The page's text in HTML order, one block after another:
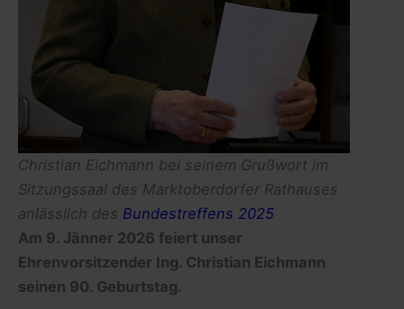
Christian Eichmann bei seinem Grußwort im
Sitzungssaal des Marktoberdorfer Rathauses
anlässlich des Bundestreffens 2025
Am 9. Jänner 2026 feiert unser
Ehrenvorsitzender Ing. Christian Eichmann
seinen 90. Geburtstag.